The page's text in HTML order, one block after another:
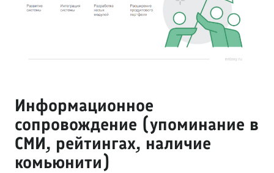
Информационное
сопровождение (упоминание в
СМИ, рейтингах, наличие
комьюнити)